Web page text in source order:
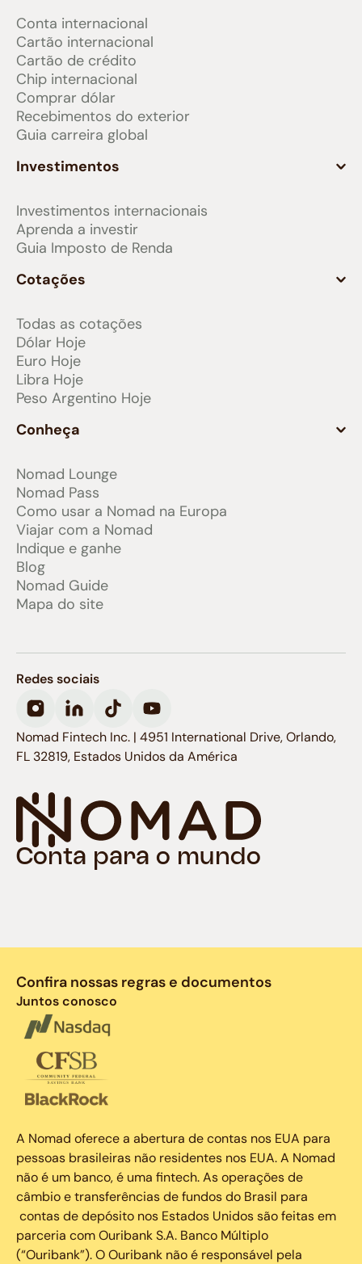
Conta internacional
Cartão internacional
Cartão de crédito
Chip internacional
Comprar dólar
Recebimentos do exterior
Guia carreira global
Investimentos
Investimentos internacionais
Aprenda a investir
Guia Imposto de Renda
Cotações
Todas as cotações
Dólar Hoje
Euro Hoje
Libra Hoje
Peso Argentino Hoje
Conheça
Nomad Lounge
Nomad Pass
Como usar a Nomad na Europa
Viajar com a Nomad
Indique e ganhe
Blog
Nomad Guide
Mapa do site
Conta para o mundo
Redes sociais
Nomad Fintech Inc. | 4951 International Drive, Orlando,
FL 32819, Estados Unidos da América
Confira nossas regras e documentos
Juntos conosco
A Nomad oferece a abertura de contas nos EUA para
pessoas brasileiras não residentes nos EUA. A Nomad
não é um banco, é uma fintech. As operações de
câmbio e transferências de fundos do Brasil para
contas de depósito nos Estados Unidos são feitas em
parceria com Ouribank S.A. Banco Múltiplo
(“Ouribank”). O Ouribank não é responsável pela